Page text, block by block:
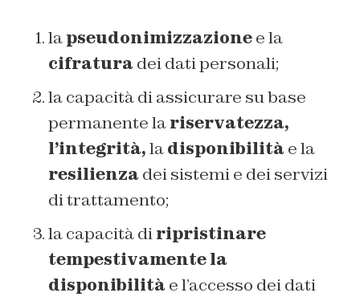
lapseudonimizzazionee la
cifratura dei dati personali;
la capacità di assicurare su base
permanente lariservatezza,
l’integrità,ladisponibilità e la
resilienza dei sistemi e dei servizi
di trattamento;
la capacità diripristinare
tempestivamente la
disponibilità e l’accesso dei dati